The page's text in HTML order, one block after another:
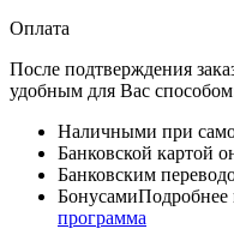
Оплата
После подтверждения
удобным для Вас
Наличными при
Банковской картой
Банковским
БонусамиПодробнее
программа